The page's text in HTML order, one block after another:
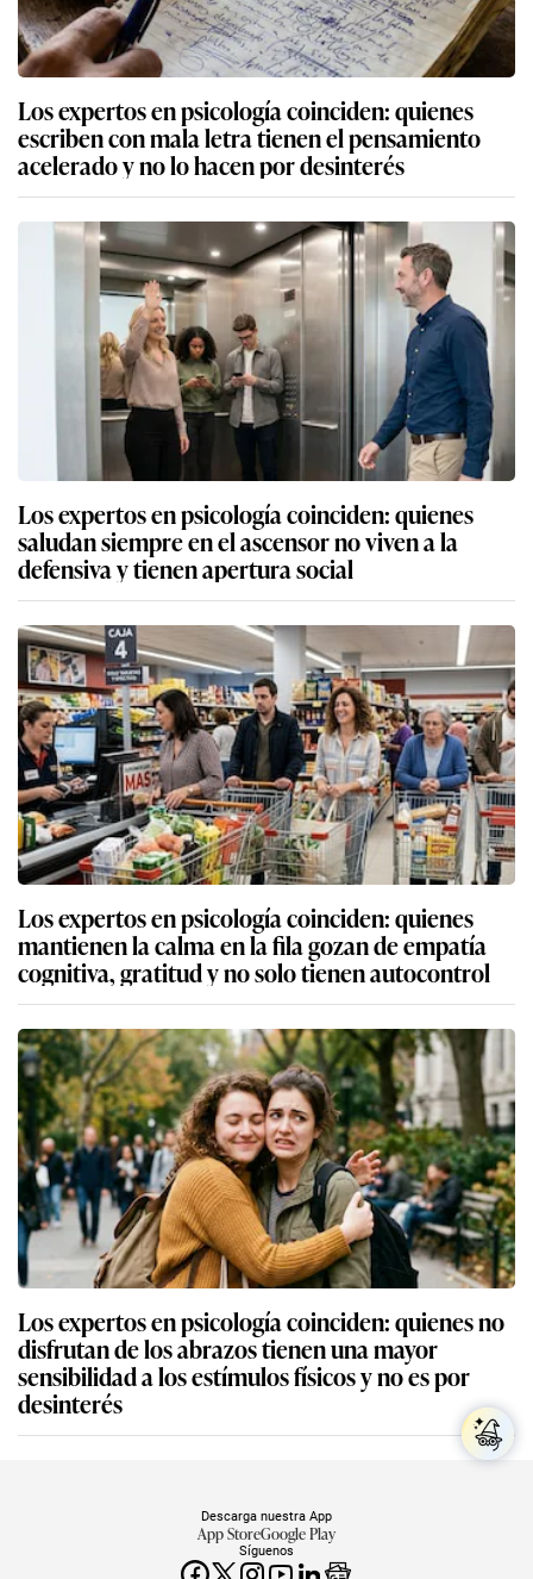
Los expertos en psicología coinciden: quienes
escriben con mala letra tienen el pensamiento
acelerado y no lo hacen por desinterés
Los expertos en psicología coinciden: quienes
saludan siempre en el ascensor no viven a la
defensiva y tienen apertura social
Los expertos en psicología coinciden: quienes
mantienen la calma en la fila gozan de empatía
cognitiva, gratitud y no solo tienen autocontrol
Los expertos en psicología coinciden: quienes no
disfrutan de los abrazos tienen una mayor
sensibilidad a los estímulos físicos y no es por
desinterés
Síguenos
Descarga nuestra App
App StoreGoogle Play